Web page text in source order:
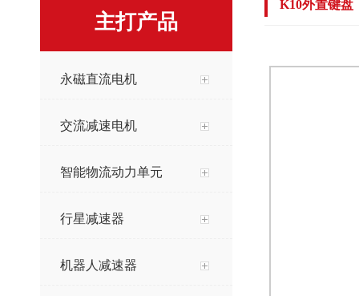
主打产品
永磁直流电机
交流减速电机
智能物流动力单元
行星减速器
机器人减速器
K10外置键盘